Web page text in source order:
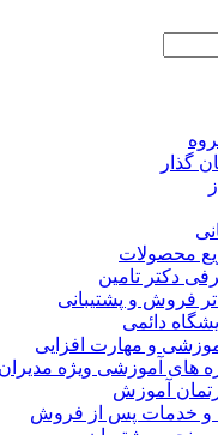
گذار
محصولات
دکتر تامین
فروش و پشتیبانی
دائمی
و مهارت افزایی
های آموزشی ویژه مدیران
آموزش
و خدمات پس از فروش